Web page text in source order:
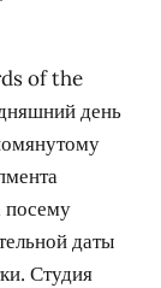
of the
день
посему
даты
Студия